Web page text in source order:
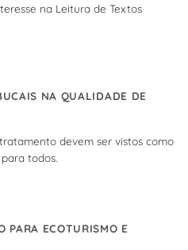
na Leitura de Textos
NA QUALIDADE DE
devem ser vistos como
todos.
PARA ECOTURISMO E